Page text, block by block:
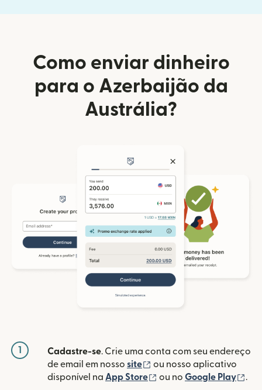
Como enviar dinheiro
para o Azerbaijão da
Austrália?
1 Cadastre-se. Crie uma conta com seu endereço
de email em nosso site (abre em uma nova
ou nosso aplicativo
disponível na App Store (abre em uma nova
ou no Google Play .